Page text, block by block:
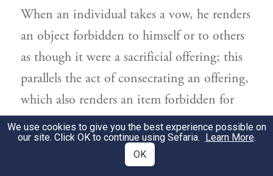
When an individual takes a vow, he renders
an object forbidden to himself or to others
as though it were a sacrificial offering; this
parallels the act of consecrating an offering,
which also renders an item forbidden for
personal use by means of a verbal
declaration. The most direct expression of a
vow is when an individual says: This object
We use cookies to give you the best experience possible on
our site. Click OK to continue using Sefaria. Learn More.
OK